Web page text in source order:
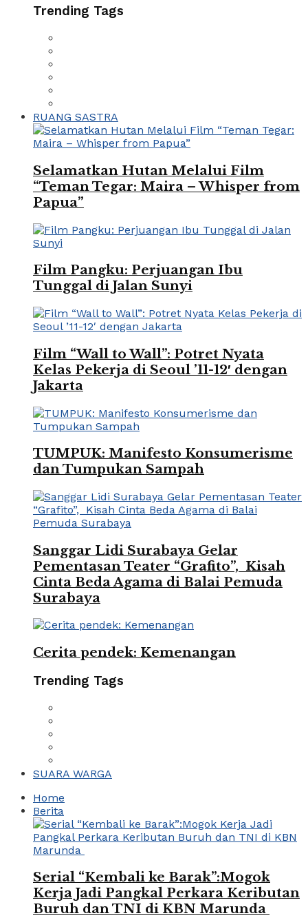
Trending Tags
RUANG SASTRA
Selamatkan Hutan Melalui Film
“Teman Tegar: Maira – Whisper from
Papua”
Film Pangku: Perjuangan Ibu
Tunggal di Jalan Sunyi
Film “Wall to Wall”: Potret Nyata
Kelas Pekerja di Seoul ’11-12′ dengan
Jakarta
TUMPUK: Manifesto Konsumerisme
dan Tumpukan Sampah
Sanggar Lidi Surabaya Gelar
Pementasan Teater “Grafito”, Kisah
Cinta Beda Agama di Balai Pemuda
Surabaya
Cerita pendek: Kemenangan
Trending Tags
SUARA WARGA
Home
Berita
Serial “Kembali ke Barak”:Mogok
Kerja Jadi Pangkal Perkara Keributan
Buruh dan TNI di KBN Marunda